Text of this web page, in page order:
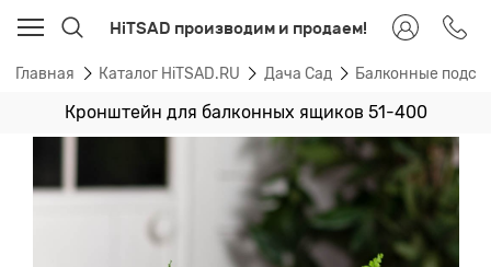
HiTSAD производим и продаем!
Главная Каталог HiTSAD.RU Дача Сад Балконные
Кронштейн для балконных ящиков 51-400